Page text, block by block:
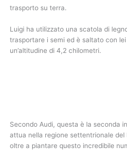
trasporto su terra.
Luigi ha utilizzato una scatola di
trasportare i semi ed è saltato con
un’altitudine di 4,2 chilometri.
Secondo Audi, questa è la seconda
attua nella regione settentrionale del
oltre a piantare questo incredibile